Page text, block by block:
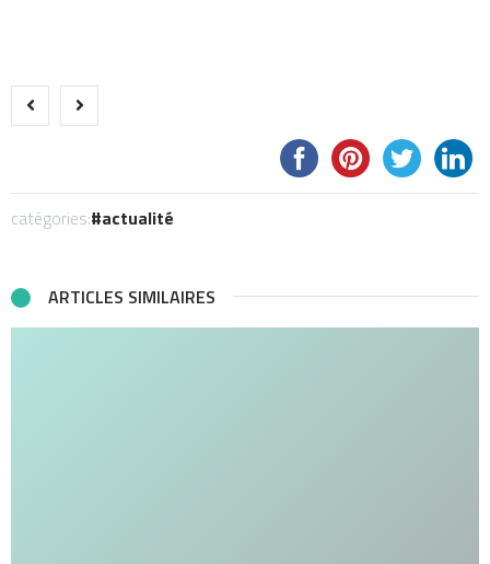
catégories: actualité
ARTICLES SIMILAIRES